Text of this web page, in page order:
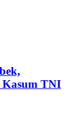
Kasum TNI